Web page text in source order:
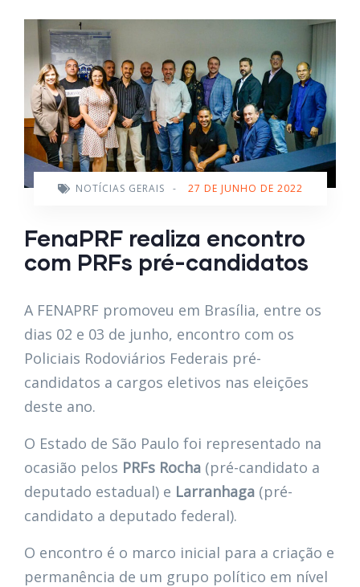
NOTÍCIAS GERAIS - 27 DE JUNHO DE 2022
FenaPRF realiza encontro
com PRFs pré-candidatos
A FENAPRF promoveu em Brasília, entre os
dias 02 e 03 de junho, encontro com os
Policiais Rodoviários Federais pré-
candidatos a cargos eletivos nas eleições
deste ano.
O Estado de São Paulo foi representado na
ocasião pelos PRFs Rocha (pré-candidato a
deputado estadual) e Larranhaga (pré-
candidato a deputado federal).
O encontro é o marco inicial para a criação e
permanência de um grupo político em nível